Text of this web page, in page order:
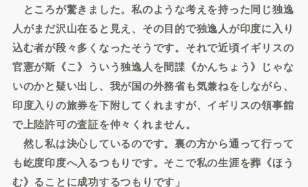
ところが驚きました。私のような考えを持った同じ独逸
人がまだ沢山在ると見え、その目的で独逸人が印度に入り
込む者が段々多くなったそうです。それで近頃イギリスの
官憲が斯《こ》ういう独逸人を間諜《かんちょう》じゃな
いのかと疑い出し、我が国の外務省も気兼ねをしながら、
印度入りの旅券を下附してくれますが、イギリスの領事館
で上陸許可の査証を仲々くれません。
然し私は決心しているのです。裏の方から通って行って
も屹度印度へ入るつもりです。そこで私の生涯を葬《ほう
む》ることに成功するつもりです」